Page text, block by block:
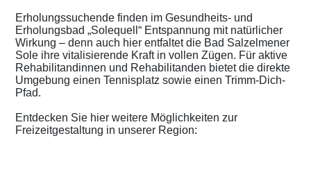
Erholungssuchende finden im Gesundheits- und
Erholungsbad „Solequell“ Entspannung mit natürlicher
Wirkung – denn auch hier entfaltet die Bad Salzelmener
Sole ihre vitalisierende Kraft in vollen Zügen. Für aktive
Rehabilitandinnen und Rehabilitanden bietet die direkte
Umgebung einen Tennisplatz sowie einen Trimm-Dich-
Pfad.
Entdecken Sie hier weitere Möglichkeiten zur
Freizeitgestaltung in unserer Region: